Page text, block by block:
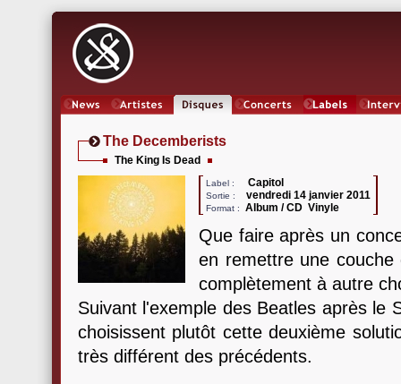
The Decemberists
The King Is Dead
Label : Capitol
Sortie : vendredi 14 janvier 2011
Format : Album / CD Vinyle
Que faire après un
en remettre une couche
complètement à autre
Suivant l'exemple des Beatles après le
choisissent plutôt cette deuxième
très différent des précédents.